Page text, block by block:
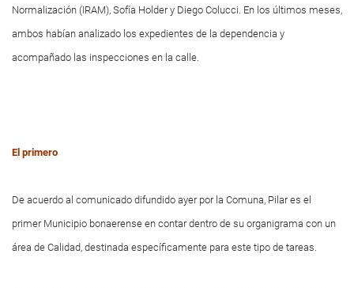
Normalización (IRAM), Sofía Holder y Diego Colucci. En los últimos meses,
ambos habían analizado los expedientes de la dependencia y
acompañado las inspecciones en la calle.
El primero
De acuerdo al comunicado difundido ayer por la Comuna, Pilar es el
primer Municipio bonaerense en contar dentro de su organigrama con un
área de Calidad, destinada específicamente para este tipo de tareas.